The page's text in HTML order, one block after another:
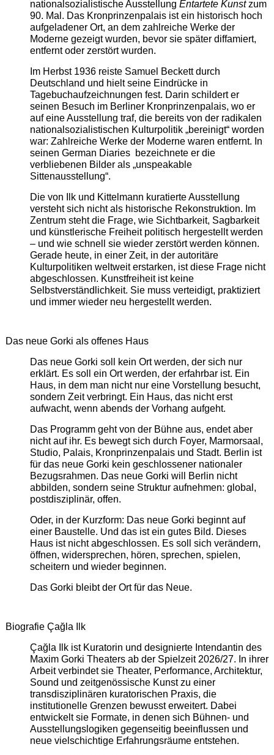
nationalsozialistische Ausstellung Entartete Kunstzum
90. Mal. Das Kronprinzenpalais ist ein historisch hoch
aufgeladener Ort, an dem zahlreiche Werke der
Moderne gezeigt wurden, bevor sie später diffamiert,
entfernt oder zerstört wurden.
Im Herbst 1936 reiste Samuel Beckett durch
Deutschland und hielt seine Eindrücke in
Tagebuchaufzeichnungen fest. Darin schildert er
seinen Besuch im Berliner Kronprinzenpalais, wo er
auf eine Ausstellung traf, die bereits von der radikalen
nationalsozialistischen Kulturpolitik „bereinigt“ worden
war: Zahlreiche Werke der Moderne waren entfernt. In
seinen German Diaries bezeichnete er die
verbliebenen Bilder als „unspeakable
Sittenausstellung“.
Die von Ilk und Kittelmann kuratierte Ausstellung
versteht sich nicht als historische Rekonstruktion. Im
Zentrum steht die Frage, wie Sichtbarkeit, Sagbarkeit
und künstlerische Freiheit politisch hergestellt werden
– und wie schnell sie wieder zerstört werden können.
Gerade heute, in einer Zeit, in der autoritäre
Kulturpolitiken weltweit erstarken, ist diese Frage nicht
abgeschlossen. Kunstfreiheit ist keine
Selbstverständlichkeit. Sie muss verteidigt, praktiziert
und immer wieder neu hergestellt werden.
Das neue Gorki als offenes Haus
Das neue Gorki soll kein Ort werden, der sich nur
erklärt. Es soll ein Ort werden, der erfahrbar ist. Ein
Haus, in dem man nicht nur eine Vorstellung besucht,
sondern Zeit verbringt. Ein Haus, das nicht erst
aufwacht, wenn abends der Vorhang aufgeht.
Das Programm geht von der Bühne aus, endet aber
nicht auf ihr. Es bewegt sich durch Foyer, Marmorsaal,
Studio, Palais, Kronprinzenpalais und Stadt. Berlin ist
für das neue Gorki kein geschlossener nationaler
Bezugsrahmen. Das neue Gorki will Berlin nicht
abbilden, sondern seine Struktur aufnehmen: global,
postdisziplinär, offen.
Oder, in der Kurzform: Das neue Gorki beginnt auf
einer Baustelle. Und das ist ein gutes Bild. Dieses
Haus ist nicht abgeschlossen. Es soll sich verändern,
öffnen, widersprechen, hören, sprechen, spielen,
scheitern und wieder beginnen.
Das Gorki bleibt der Ort für das Neue.
Biografie Çağla Ilk
Çağla Ilk ist Kuratorin und designierte Intendantin des
Maxim Gorki Theaters ab der Spielzeit 2026/27. In ihrer
Arbeit verbindet sie Theater, Performance, Architektur,
Sound und zeitgenössische Kunst zu einer
transdisziplinären kuratorischen Praxis, die
institutionelle Grenzen bewusst erweitert. Dabei
entwickelt sie Formate, in denen sich Bühnen- und
Ausstellungslogiken gegenseitig beeinflussen und
neue vielschichtige Erfahrungsräume entstehen.